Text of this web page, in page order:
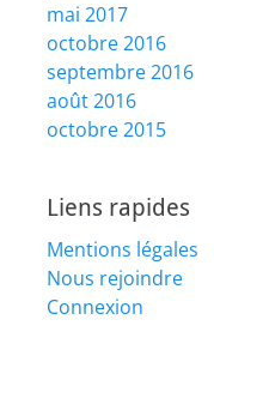
mai 2017
octobre 2016
septembre 2016
août 2016
octobre 2015
Liens rapides
Mentions légales
Nous rejoindre
Connexion